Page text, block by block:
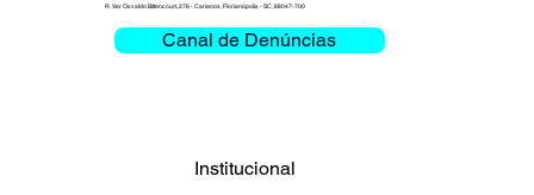
Clemar celebra 50 años de dedicación
R. Ver Osvaldo Bittencourt, 276 - Carianos, Florianópolis - SC, 88047-700
Canal de Denúncias
Institucional